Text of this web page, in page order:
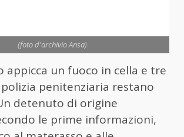
(foto d'archivio Ansa)
appicca un fuoco in cella e tre
penitenziaria restano
detenuto di origine
le prime informazioni,